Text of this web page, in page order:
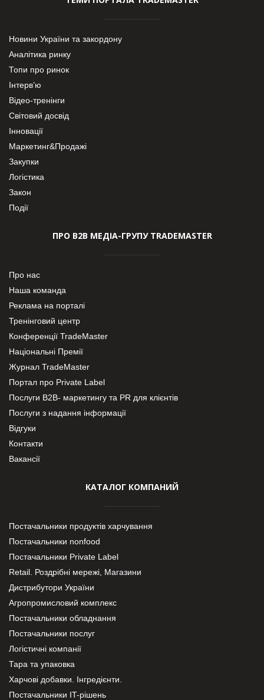
Новини України та закордону
Аналітика ринку
Топи про ринок
Інтерв’ю
Відео-тренінги
Світовий досвід
Інновації
Маркетинг&Продажі
Закупки
Логістика
Закон
Події
ПРО В2В МЕДІА-ГРУПУ TRADEMASTER
Про нас
Наша команда
Реклама на порталі
Тренінговий центр
Конференції TradeMaster
Національні Премії
Журнал TradeMaster
Портал про Private Label
Послуги В2В- маркетингу та PR для клієнтів
Послуги з надання інформації
Відгуки
Контакти
Вакансії
КАТАЛОГ КОМПАНИЙ
Постачальники продуктів харчування
Постачальники nonfood
Постачальники Private Label
Retail. Роздрібні мережі, Магазини
Дистрибутори України
Агропромисловий комплекс
Постачальники обладнання
Постачальники послуг
Логістичні компанії
Тара та упаковка
Харчові добавки. Інгредієнти.
Постачальники IT-рішень